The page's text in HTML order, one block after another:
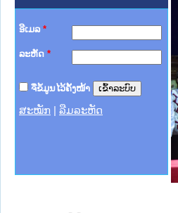
ອີເມລ *
ລະຫັດ *
ຈື່ຂໍ້ມູນໄວ້ຄັ້ງໜ້າ
ສະໝັກ ລືມລະຫັດ
າຊົນ ພາກເໜືອ
ການ
ກາງ
ໃຕ້
ຕຳຫຼວດປະຊາຊົນ
ສັນຕິບານປະຊາຊົນ
ກເໜືອ
າຊົນ ພາກກາງ